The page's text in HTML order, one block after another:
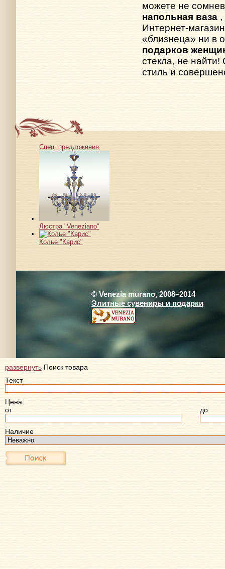
можете не
напольная ваза ,
Интернет-
«близнеца» ни в
подарков
стекла, не
стиль и
Спец. предложения
Люстра "Veneziano"
Колье "Карис"
© Venezia murano, 2008–2014
Элитные сувениры и подарки
развернуть Поиск товара
Текст
Цена
от
до
Наличие